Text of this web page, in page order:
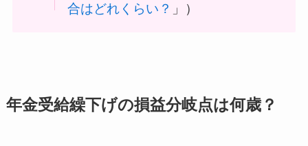
合はどれくらい？ 」）
年金受給繰下げの損益分岐点は何歳？